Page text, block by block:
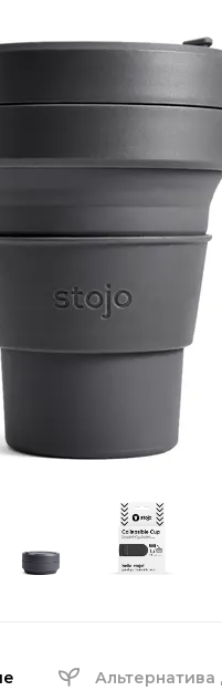
Альтернатива